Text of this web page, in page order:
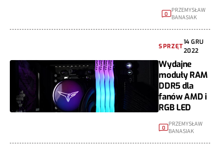
0
PRZEMYSŁAW
BANASIAK
SPRZĘT
14 GRU
2022
Wydajne
moduły RAM
DDR5 dla
fanów AMD i
RGB LED
0
PRZEMYSŁAW
BANASIAK